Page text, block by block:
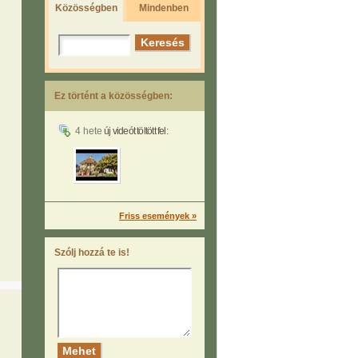
Közösségben Mindenben
Ez történt a közösségben:
4 hete új videót töltött fel:
Friss események »
Szólj hozzá te is!